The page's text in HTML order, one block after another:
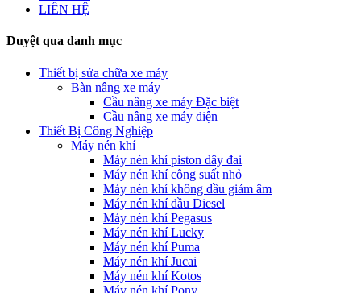
LIÊN HỆ
Duyệt qua danh mục
Thiết bị sửa chữa xe máy
Bàn nâng xe máy
Cầu nâng xe máy Đặc biệt
Cầu nâng xe máy điện
Thiết Bị Công Nghiệp
Máy nén khí
Máy nén khí piston dây đai
Máy nén khí công suất nhỏ
Máy nén khí không dầu giảm âm
Máy nén khí dầu Diesel
Máy nén khí Pegasus
Máy nén khí Lucky
Máy nén khí Puma
Máy nén khí Jucai
Máy nén khí Kotos
Máy nén khí Pony